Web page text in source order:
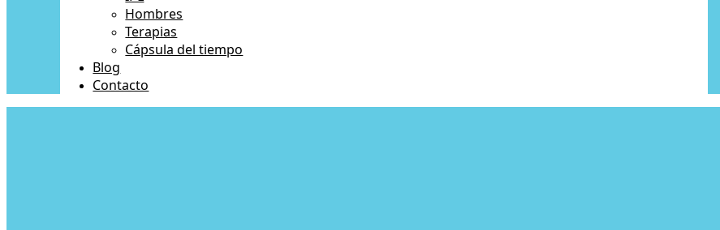
Hombres
Terapias
Cápsula del tiempo
Blog
Contacto